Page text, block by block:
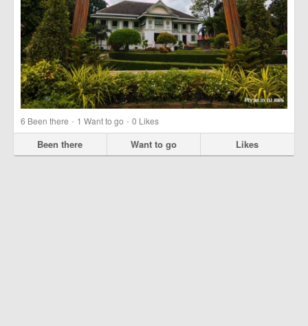
6 Been there · 1 Want to go · 0 Likes
Been there Want to go Likes